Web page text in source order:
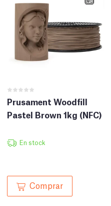
Prusament Woodfill
Pastel Brown 1kg (NFC)
En stock
Comprar